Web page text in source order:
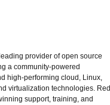
provider of open source
a community-powered
high-performing cloud, Linux,
virtualization technologies. Red
support, training, and